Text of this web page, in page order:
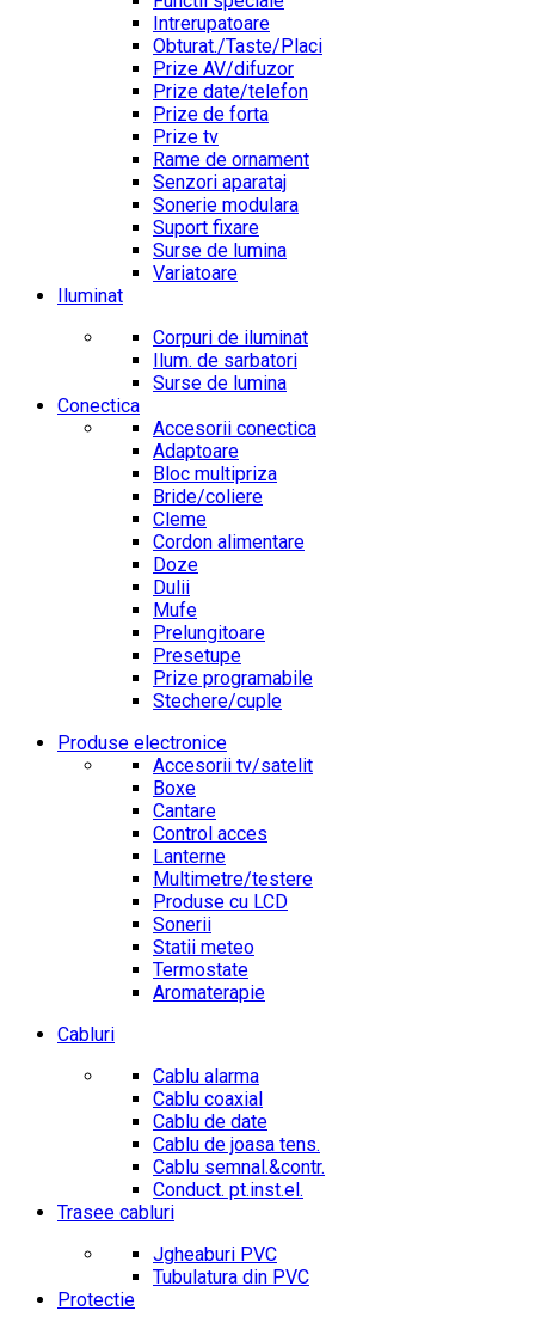
Intrerupatoare
Obturat./Taste/Placi
Prize AV/difuzor
Prize date/telefon
Prize de forta
Prize tv
Rame de ornament
Senzori aparataj
Sonerie modulara
Suport fixare
Surse de lumina
Variatoare
Iluminat
Corpuri de iluminat
Ilum. de sarbatori
Surse de lumina
Conectica
Accesorii conectica
Adaptoare
Bloc multipriza
Bride/coliere
Cleme
Cordon alimentare
Doze
Dulii
Mufe
Prelungitoare
Presetupe
Prize programabile
Stechere/cuple
Produse electronice
Accesorii tv/satelit
Boxe
Cantare
Control acces
Lanterne
Multimetre/testere
Produse cu LCD
Sonerii
Statii meteo
Termostate
Aromaterapie
Cabluri
Cablu alarma
Cablu coaxial
Cablu de date
Cablu de joasa tens.
Cablu semnal.&contr.
Conduct. pt.inst.el.
Trasee cabluri
Jgheaburi PVC
Tubulatura din PVC
Protectie